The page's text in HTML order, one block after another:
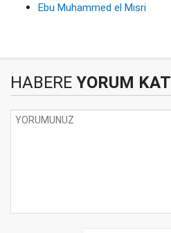
Ebu Muhammed el Mısri
HABERE YORUM KAT